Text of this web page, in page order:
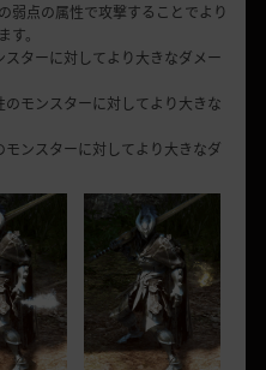
弱点の属性で攻撃することでより
。
スターに対してより大きなダメー
モンスターに対してより大きな
モンスターに対してより大きなダ